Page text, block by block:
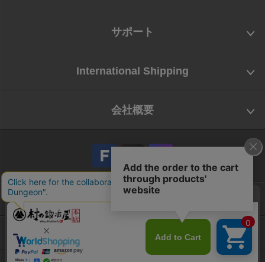
サポート
International Shipping
会社概要
会社概要
お問い合わせ